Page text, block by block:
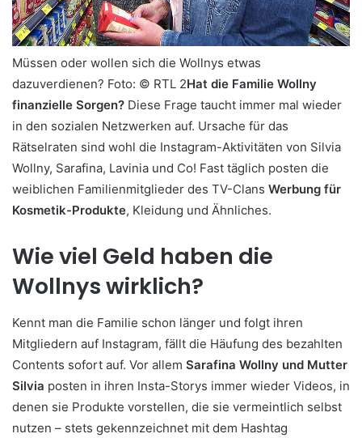
Müssen oder wollen sich die Wollnys etwas
dazuverdienen? Foto: © RTL 2Hat die Familie Wollny
finanzielle Sorgen? Diese Frage taucht immer mal wieder
in den sozialen Netzwerken auf. Ursache für das
Rätselraten sind wohl die Instagram-Aktivitäten von Silvia
Wollny, Sarafina, Lavinia und Co! Fast täglich posten die
weiblichen Familienmitglieder des TV-Clans Werbung für
Kosmetik-Produkte, Kleidung und Ähnliches.
Wie viel Geld haben die
Wollnys wirklich?
Kennt man die Familie schon länger und folgt ihren
Mitgliedern auf Instagram, fällt die Häufung des bezahlten
Contents sofort auf. Vor allem Sarafina Wollny und Mutter
Silvia posten in ihren Insta-Storys immer wieder Videos, in
denen sie Produkte vorstellen, die sie vermeintlich selbst
nutzen – stets gekennzeichnet mit dem Hashtag